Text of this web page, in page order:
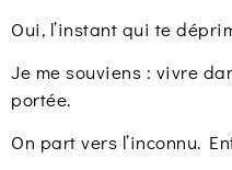
Oui, l’instant qui te
Je me souviens : vivre
portée.
On part vers l’inconnu.